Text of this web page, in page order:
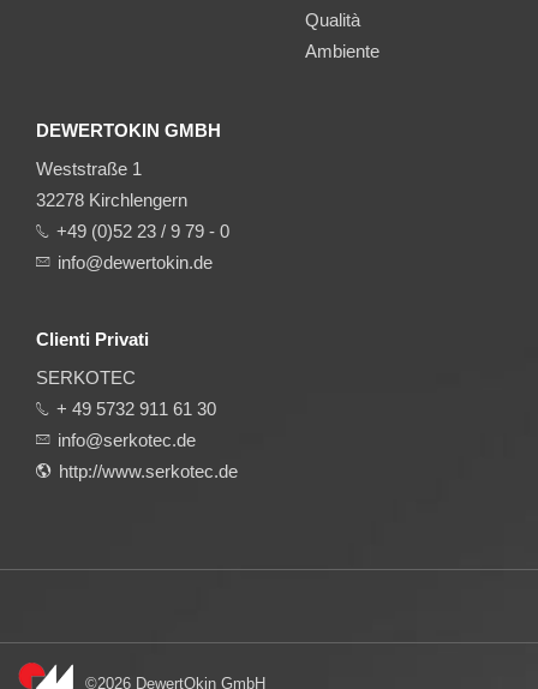
Qualità
Ambiente
DEWERTOKIN GMBH
Weststraße 1
32278 Kirchlengern
+49 (0)52 23 / 9 79 - 0
info@dewertokin.de
Clienti Privati
SERKOTEC
+ 49 5732 911 61 30
info@serkotec.de
http://www.serkotec.de
©2026 DewertOkin GmbH